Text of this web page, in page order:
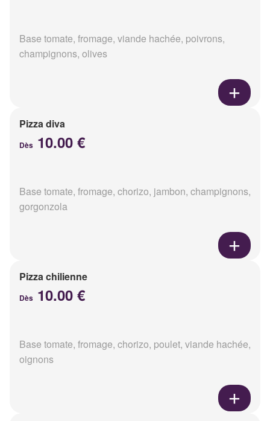
Base tomate, fromage, viande hachée, poivrons,
champignons, olives
Pizza diva
Dès 10.00 €
Base tomate, fromage, chorizo, jambon, champignons,
gorgonzola
Pizza chilienne
Dès 10.00 €
Base tomate, fromage, chorizo, poulet, viande hachée,
oignons